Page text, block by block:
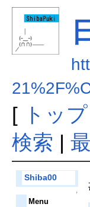
[ トップ
検索 |
Shiba00
↑
Menu